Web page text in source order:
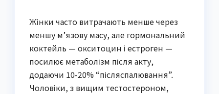
Жінки часто витрачають менше через
меншу м’язову масу, але гормональний
коктейль — окситоцин і естроген —
посилює метаболізм після акту,
додаючи 10-20% “післяспалювання”.
Чоловіки, з вищим тестостероном,